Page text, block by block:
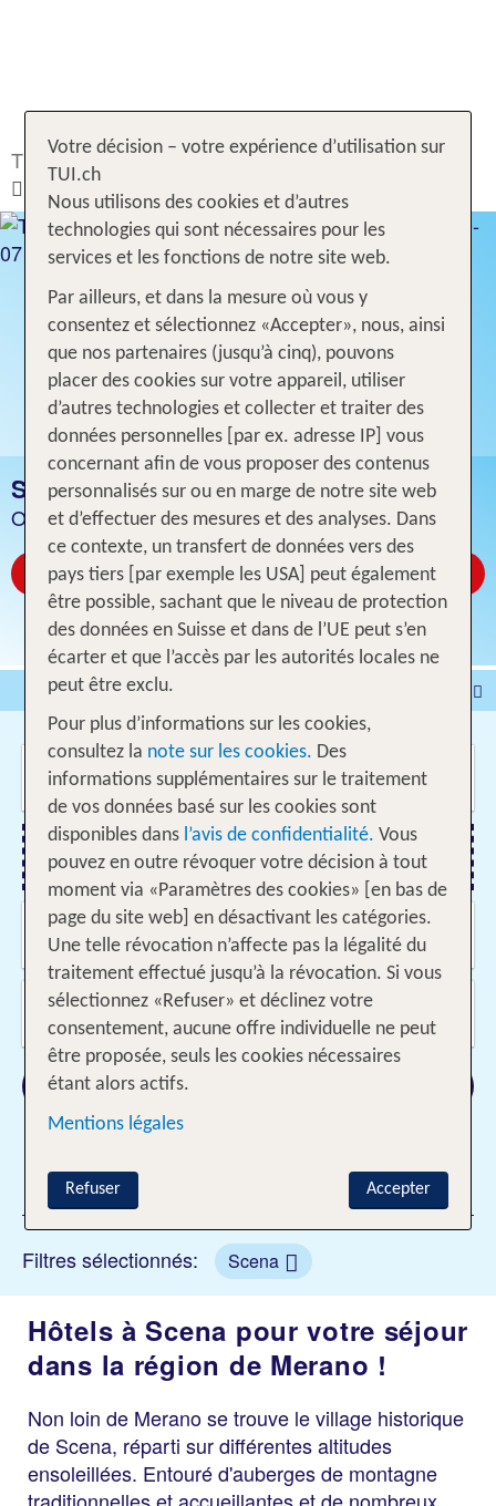
TUI.ch Rechercher & Réserver Hôtel
Italie
Tyrol du Sud
Scena
SCENA
Offres d'hôtels intéressantes
Réservez à partir de CHF 35
Voyages
Voyages intervilles
% DEALS
Maison de vacances
Croisières
Véhicules
Où voulez-vous aller?
Ajouter un vol
Quand et pour combien de temps?
11.08.2026 - 04.06.2027, Date indifférente
Voyageurs?
2 Adultes
Rechercher
1 filtre ajouté
Filtres sélectionnés: Scena
Hôtels à Scena pour votre séjour
dans la région de Merano !
Non loin de Merano se trouve le village historique
de Scena, réparti sur différentes altitudes
ensoleillées. Entouré d'auberges de montagne
Votre décision – votre expérience d’utilisation sur
TUI.ch
Nous utilisons des cookies et d’autres
technologies qui sont nécessaires pour les
services et les fonctions de notre site web.
Par ailleurs, et dans la mesure où vous y
consentez et sélectionnez «Accepter», nous, ainsi
que nos partenaires (jusqu’à cinq), pouvons
placer des cookies sur votre appareil, utiliser
d’autres technologies et collecter et traiter des
données personnelles [par ex. adresse IP] vous
concernant afin de vous proposer des contenus
personnalisés sur ou en marge de notre site web
et d’effectuer des mesures et des analyses. Dans
ce contexte, un transfert de données vers des
pays tiers [par exemple les USA] peut également
être possible, sachant que le niveau de protection
des données en Suisse et dans de l’UE peut s’en
écarter et que l’accès par les autorités locales ne
peut être exclu.
Pour plus d’informations sur les cookies,
consultez la note sur les cookies. Des
informations supplémentaires sur le traitement
de vos données basé sur les cookies sont
disponibles dans l’avis de confidentialité. Vous
pouvez en outre révoquer votre décision à tout
moment via «Paramètres des cookies» [en bas de
page du site web] en désactivant les catégories.
Une telle révocation n’affecte pas la légalité du
traitement effectué jusqu’à la révocation. Si vous
sélectionnez «Refuser» et déclinez votre
consentement, aucune offre individuelle ne peut
être proposée, seuls les cookies nécessaires
étant alors actifs.
Mentions légales
Accepter
Refuser